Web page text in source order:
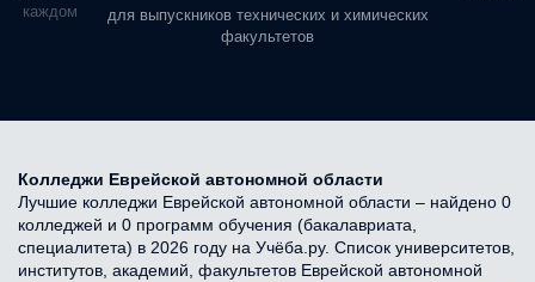
в каждом
для выпускников технических и химических
факультетов
Колледжи Еврейской автономной области
Лучшие колледжи Еврейской автономной области – найдено 0
колледжей и 0 программ обучения (бакалавриата,
специалитета) в 2026 году на Учёба.ру. Список университетов,
институтов, академий, факультетов Еврейской автономной